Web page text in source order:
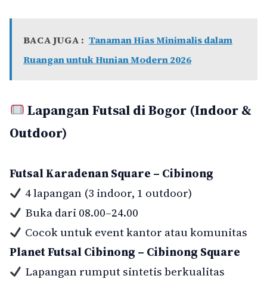
BACA JUGA : Tanaman Hias Minimalis dalam
Ruangan untuk Hunian Modern 2026
Lapangan Futsal di Bogor (Indoor &
Outdoor)
Futsal Karadenan Square – Cibinong
4 lapangan (3 indoor, 1 outdoor)
Buka dari 08.00–24.00
Cocok untuk event kantor atau komunitas
Planet Futsal Cibinong – Cibinong Square
Lapangan rumput sintetis berkualitas